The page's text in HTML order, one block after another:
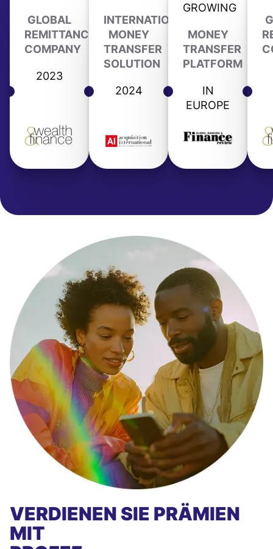
GLOBAL
REMITTANCE
COMPANY
2023
INTERNATIONAL
MONEY
TRANSFER
SOLUTION
2024
GROWING
MONEY
TRANSFER
PLATFORM
IN
EUROPE
VERDIENEN SIE PRÄMIEN
MIT